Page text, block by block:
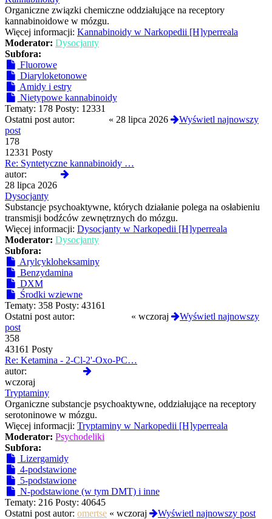
Organiczne związki chemiczne oddziałujące na receptory
kannabinoidowe w mózgu.
Więcej informacji: Kannabinoidy w Narkopedii [H]yperreala
Moderator: Dysocjanty
Subfora:
Fluorowe
Diaryloketonowe
Amidy i estry
Nietypowe kannabinoidy
Tematy: 178 Posty: 12331
Ostatni post autor:
« 28 lipca 2026
Wyświetl najnowszy
post
178
12331 Posty
Re: Syntetyczne kannabinoidy …
autor:
28 lipca 2026
Dysocjanty
Substancje psychoaktywne, których działanie polega na osłabieniu
transmisji bodźców zewnętrznych do mózgu.
Więcej informacji: Dysocjanty w Narkopedii [H]yperreala
Moderator: Dysocjanty
Subfora:
Arylcykloheksaminy
Benzydamina
DXM
Środki wziewne
Tematy: 358 Posty: 43161
Ostatni post autor:
« wczoraj
Wyświetl najnowszy
post
358
43161 Posty
Re: Ketamina - 2-Cl-2'-Oxo-PC…
autor:
wczoraj
Tryptaminy
Organiczne substancje psychoaktywne, oddziałujące na receptory
serotoninowe w mózgu.
Więcej informacji: Tryptaminy w Narkopedii [H]yperreala
Moderator: Psychodeliki
Subfora:
Lizergamidy
4-podstawione
5-podstawione
N-podstawione (w tym DMT) i inne
Tematy: 216 Posty: 40645
Ostatni post autor: omertse « wczoraj Wyświetl najnowszy post